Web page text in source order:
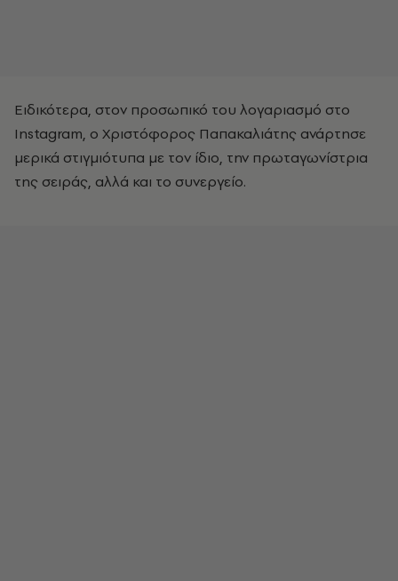
Ειδικότερα, στον προσωπικό του λογαριασμό στο
Instagram, ο Χριστόφορος Παπακαλιάτης ανάρτησε
μερικά στιγμιότυπα με τον ίδιο, την πρωταγωνίστρια
της σειράς, αλλά και το συνεργείο.